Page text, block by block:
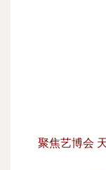
聚焦艺博会